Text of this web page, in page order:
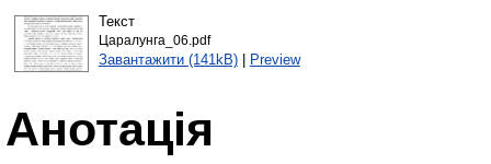
Текст
Царалунга_06.pdf
Завантажити (141kB)| Preview
Анотація